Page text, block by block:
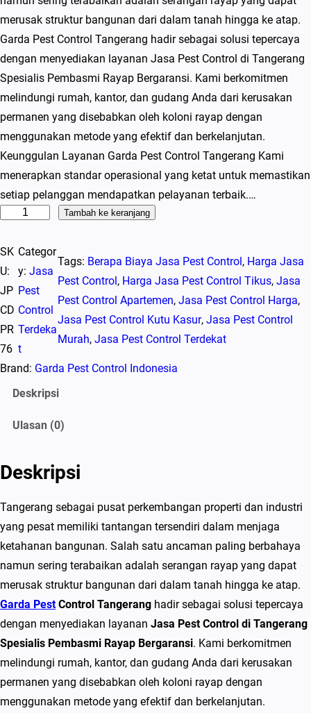
merusak struktur bangunan dari dalam tanah hingga ke atap.
Garda Pest Control Tangerang hadir sebagai solusi tepercaya
dengan menyediakan layanan Jasa Pest Control di Tangerang
Spesialis Pembasmi Rayap Bergaransi. Kami berkomitmen
melindungi rumah, kantor, dan gudang Anda dari kerusakan
permanen yang disebabkan oleh koloni rayap dengan
menggunakan metode yang efektif dan berkelanjutan.
Keunggulan Layanan Garda Pest Control Tangerang Kami
menerapkan standar operasional yang ketat untuk memastikan
setiap pelanggan mendapatkan pelayanan terbaik.…
a
n
t
i
t
a
s
P
s
t
C
o
n
t
r
o
l
d
i
Tambah ke keranjang
SK
U:
JP
CD
PR
76
Categor
y: Jasa
Pest
Control
Terdeka
t
Tags: Berapa Biaya Jasa Pest Control , Harga Jasa
Pest Control , Harga Jasa Pest Control Tikus, Jasa
Pest Control Apartemen, Jasa Pest Control Harga,
Jasa Pest Control Kutu Kasur, Jasa Pest Control
Murah, Jasa Pest Control Terdekat
Brand: Garda Pest Control Indonesia
Deskripsi
Ulasan (0)
Deskripsi
Tangerang sebagai pusat perkembangan properti dan industri
yang pesat memiliki tantangan tersendiri dalam menjaga
ketahanan bangunan. Salah satu ancaman paling berbahaya
namun sering terabaikan adalah serangan rayap yang dapat
merusak struktur bangunan dari dalam tanah hingga ke atap.
Garda PestControl Tangerang hadir sebagai solusi tepercaya
dengan menyediakan layanan Jasa Pest Control di Tangerang
Spesialis Pembasmi Rayap Bergaransi. Kami berkomitmen
melindungi rumah, kantor, dan gudang Anda dari kerusakan
permanen yang disebabkan oleh koloni rayap dengan
menggunakan metode yang efektif dan berkelanjutan.